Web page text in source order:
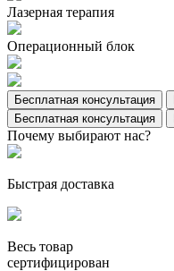
Лазерная терапия
Операционный блок
Бесплатная консультация
Бесплатная консультация
Почему выбирают нас?
Быстрая доставка
Весь товар
сертифицирован